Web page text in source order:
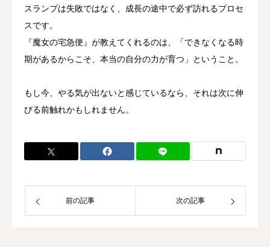
スランプは失敗ではなく、成長の途中で必ず訪れるプロセ
スです。
『魔女の宅急便』が教えてくれるのは、「できなくなる時
期があるからこそ、本当の自分の力が育つ」ということ。
もし今、やる気が出ないと感じているなら、それは次に伸
びる前触れかもしれません。
前の記事 次の記事